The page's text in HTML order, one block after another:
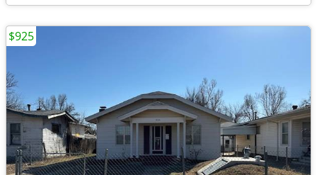
$925